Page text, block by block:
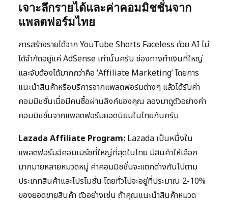
เจาะลึกรายได้และค่าคอมมิชชั่นจาก
แพลตฟอร์มไทย
การสร้างรายได้จาก YouTube Shorts Faceless ด้วย AI ไม่
ได้จำกัดอยู่แค่ AdSense เท่านั้นครับ ช่องทางทำเงินที่ใหญ่
และจับต้องได้มากกว่าคือ ‘Affiliate Marketing’ โดยการ
แนะนำสินค้าหรือบริการจากแพลตฟอร์มต่างๆ แล้วได้รับค่า
คอมมิชชั่นเมื่อมีคนซื้อผ่านลิงก์ของคุณ ลองมาดูตัวอย่างค่า
คอมมิชชั่นจากแพลตฟอร์มยอดนิยมในไทยกันครับ
Lazada Affiliate Program: Lazada เป็นหนึ่งใน
แพลตฟอร์มอีคอมเมิร์ซที่ใหญ่ที่สุดในไทย มีสินค้าให้เลือก
มากมายหลายหมวดหมู่ ค่าคอมมิชชั่นจะแตกต่างกันไปตาม
ประเภทสินค้าและโปรโมชั่น โดยทั่วไปจะอยู่ที่ประมาณ 2-10%
ของยอดขายสินค้า ตัวอย่างเช่น ถ้าคุณแนะนำสินค้าหมวด